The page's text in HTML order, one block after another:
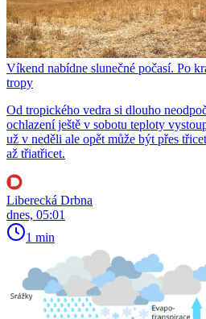
Víkend nabídne slunečné počasí. Po
tropy
Od tropického vedra si dlouho
ochlazení ještě v sobotu teploty
už v neděli ale opět může být přes
až třiatřicet.
Liberecká Drbna
dnes, 05:01
1 min